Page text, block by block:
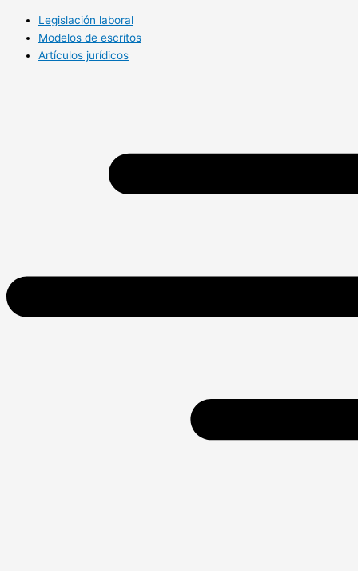
Legislación laboral
Modelos de escritos
Artículos jurídicos